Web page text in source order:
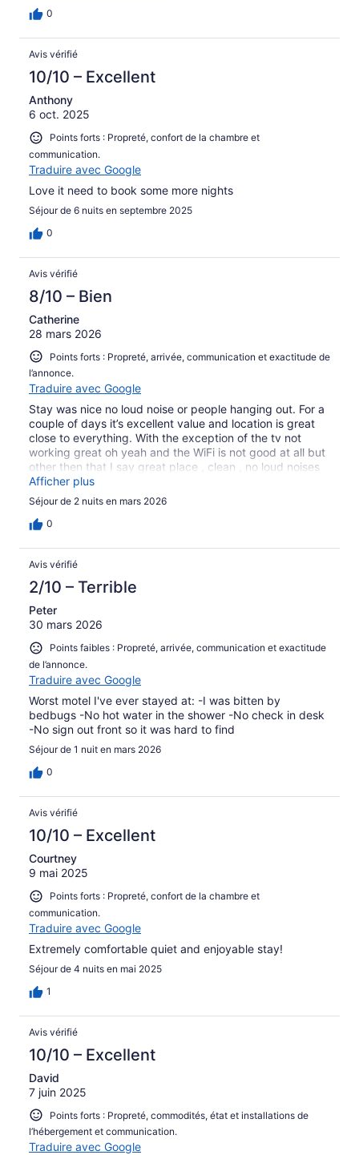
0
Avis vérifié
10/10 – Excellent
Anthony
6 oct. 2025
Points forts : Propreté, confort de la chambre et
communication.
Traduire avec Google
Love it need to book some more nights
Séjour de 6 nuits en septembre 2025
0
Avis vérifié
8/10 – Bien
Catherine
28 mars 2026
Points forts : Propreté, arrivée, communication et exactitude de
l’annonce.
Traduire avec Google
Stay was nice no loud noise or people hanging out. For a
couple of days it’s excellent value and location is great
close to everything. With the exception of the tv not
working great oh yeah and the WiFi is not good at all but
other then that I say great place , clean , no loud noises
and close to Asbury park , parkway and 18 .
Afficher plus
Séjour de 2 nuits en mars 2026
0
Avis vérifié
2/10 – Terrible
Peter
30 mars 2026
Points faibles : Propreté, arrivée, communication et exactitude
de l’annonce.
Traduire avec Google
Worst motel I've ever stayed at: -I was bitten by
bedbugs -No hot water in the shower -No check in desk
-No sign out front so it was hard to find
Séjour de 1 nuit en mars 2026
0
Avis vérifié
10/10 – Excellent
Courtney
9 mai 2025
Points forts : Propreté, confort de la chambre et
communication.
Traduire avec Google
Extremely comfortable quiet and enjoyable stay!
Séjour de 4 nuits en mai 2025
1
Avis vérifié
10/10 – Excellent
David
7 juin 2025
Points forts : Propreté, commodités, état et installations de
l’hébergement et communication.
Traduire avec Google